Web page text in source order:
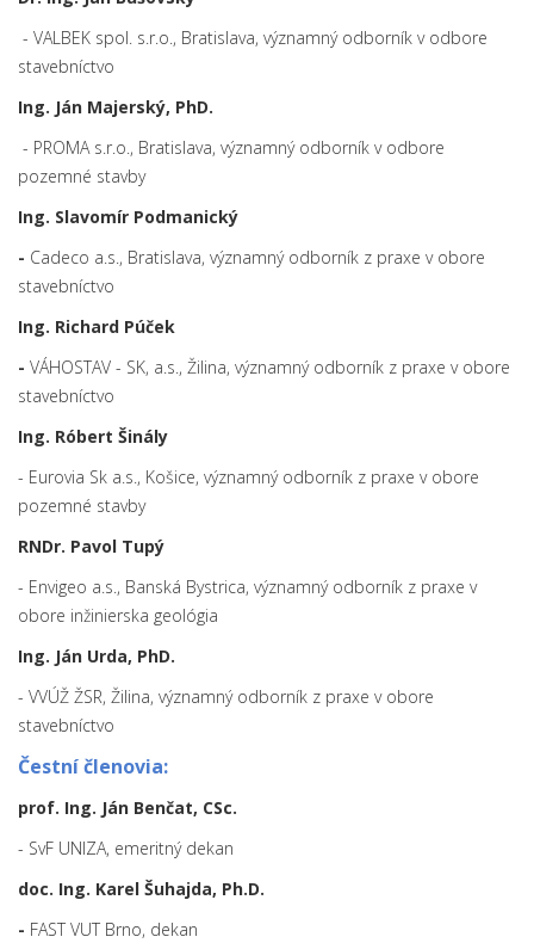
- VALBEK spol. s.r.o., Bratislava, významný odborník v odbore
stavebníctvo
Ing. Ján Majerský, PhD.
- PROMA s.r.o., Bratislava, významný odborník v odbore
pozemné stavby
Ing. Slavomír Podmanický
- Cadeco a.s., Bratislava, významný odborník z praxe v obore
stavebníctvo
Ing. Richard Púček
- VÁHOSTAV - SK, a.s., Žilina, významný odborník z praxe v obore
stavebníctvo
Ing. Róbert Šinály
- Eurovia Sk a.s., Košice, významný odborník z praxe v obore
pozemné stavby
RNDr. Pavol Tupý
- Envigeo a.s., Banská Bystrica, významný odborník z praxe v
obore inžinierska geológia
Ing. Ján Urda, PhD.
- VVÚŽ ŽSR, Žilina, významný odborník z praxe v obore
stavebníctvo
Čestní členovia:
prof. Ing. Ján Benčat, CSc.
- SvF UNIZA, emeritný dekan
doc. Ing. Karel Šuhajda, Ph.D.
- FAST VUT Brno, dekan